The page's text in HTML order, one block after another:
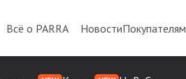
Всё о PARRA НовостиПокупателям